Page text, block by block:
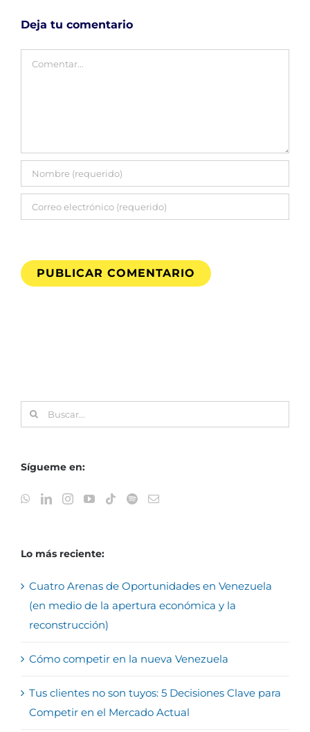
Deja tu comentario
Comentar
Buscar:
Sígueme en:
Lo más reciente:
Cuatro Arenas de Oportunidades en Venezuela
(en medio de la apertura económica y la
reconstrucción)
Cómo competir en la nueva Venezuela
Tus clientes no son tuyos: 5 Decisiones Clave para
Competir en el Mercado Actual